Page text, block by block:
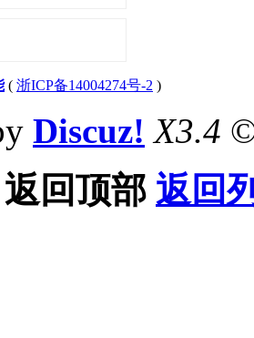
( 浙ICP备14004274号-2 )
Discuz! X3.4
返回顶部 返回